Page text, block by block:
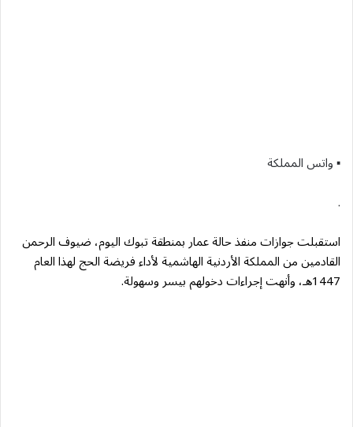
▪︎ واتس المملكة
.
استقبلت جوازات منفذ حالة عمار بمنطقة تبوك اليوم، ضيوف الرحمن
القادمين من المملكة الأردنية الهاشمية لأداء فريضة الحج لهذا العام
1447هـ، وأنهت إجراءات دخولهم بيسر وسهولة.